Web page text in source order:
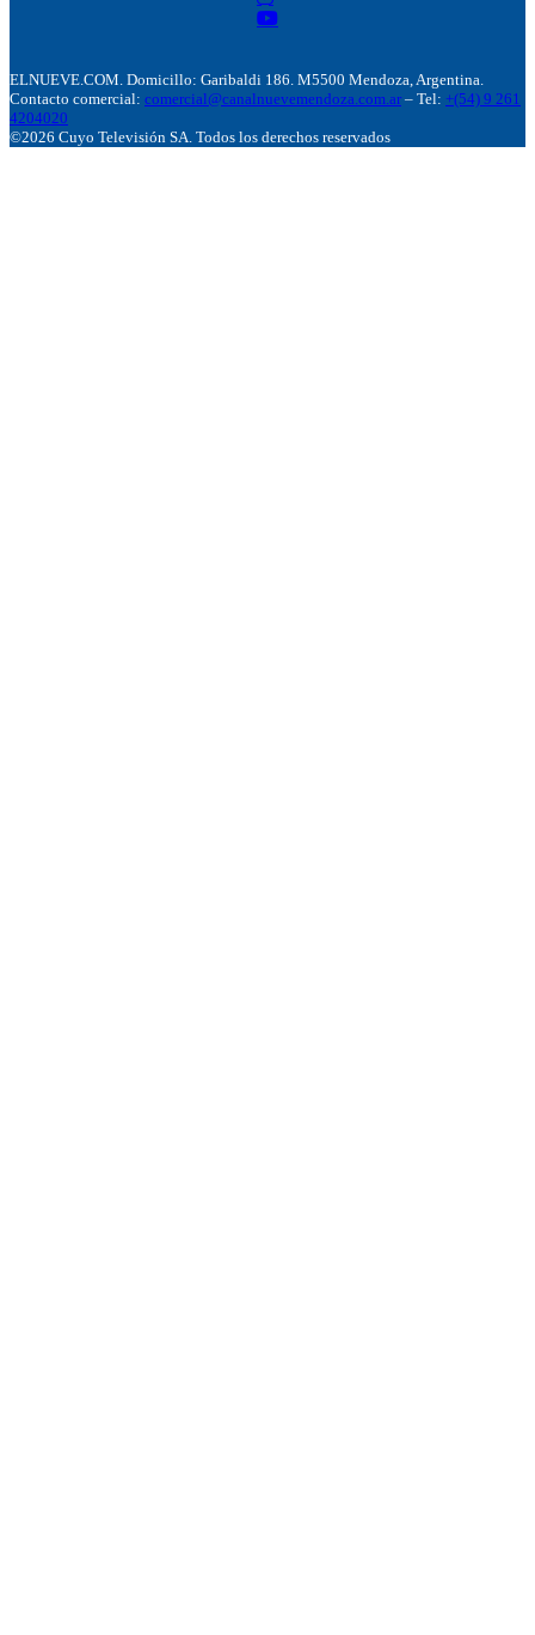
ELNUEVE.COM. Domicillo: Garibaldi 186. M5500 Mendoza, Argentina.
Contacto comercial: comercial@canalnuevemendoza.com.ar – Tel: +(54) 9 261
4204020
©2026 Cuyo Televisión SA. Todos los derechos reservados